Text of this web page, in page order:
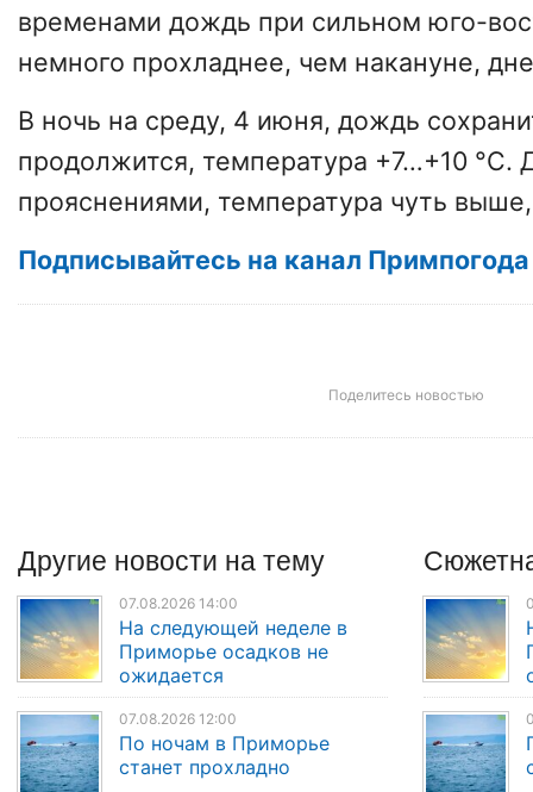
временами дождь при сильном юго-
немного прохладнее, чем накануне,
В ночь на среду, 4 июня, дождь
продолжится, температура +7…+10 °С.
прояснениями, температура чуть
Подписывайтесь на канал
Поделитесь новостью
Другие новости на тему
07.08.2026 14:00
На следующей неделе в
Приморье осадков не
ожидается
07.08.2026 12:00
По ночам в Приморье
станет прохладно